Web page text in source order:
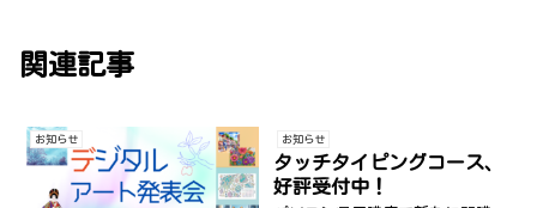
関連記事
お知らせ お知らせ
タッチタイピングコース、
好評受付中！